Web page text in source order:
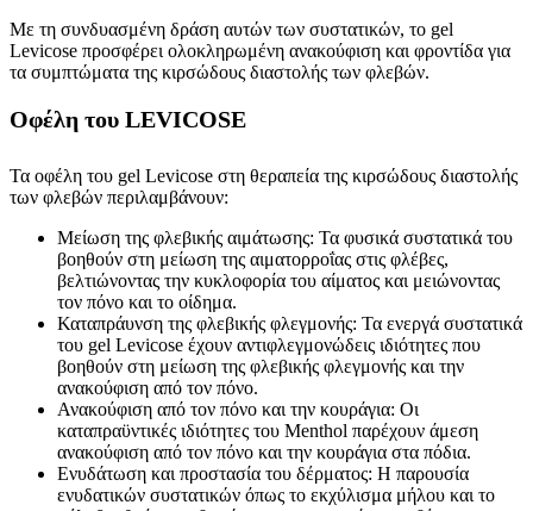
Με τη συνδυασμένη δράση αυτών των συστατικών, το gel
Levicose προσφέρει ολοκληρωμένη ανακούφιση και φροντίδα για
τα συμπτώματα της κιρσώδους διαστολής των φλεβών.
Οφέλη του LEVICOSE
Τα οφέλη του gel Levicose στη θεραπεία της κιρσώδους διαστολής
των φλεβών περιλαμβάνουν:
Μείωση της φλεβικής αιμάτωσης: Τα φυσικά συστατικά του
βοηθούν στη μείωση της αιματορροΐας στις φλέβες,
βελτιώνοντας την κυκλοφορία του αίματος και μειώνοντας
τον πόνο και το οίδημα.
Καταπράυνση της φλεβικής φλεγμονής: Τα ενεργά συστατικά
του gel Levicose έχουν αντιφλεγμονώδεις ιδιότητες που
βοηθούν στη μείωση της φλεβικής φλεγμονής και την
ανακούφιση από τον πόνο.
Ανακούφιση από τον πόνο και την κουράγια: Οι
καταπραϋντικές ιδιότητες του Menthol παρέχουν άμεση
ανακούφιση από τον πόνο και την κουράγια στα πόδια.
Ενυδάτωση και προστασία του δέρματος: Η παρουσία
ενυδατικών συστατικών όπως το εκχύλισμα μήλου και το